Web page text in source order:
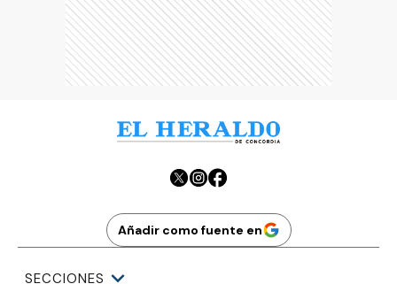
Añadir como fuente en
SECCIONES